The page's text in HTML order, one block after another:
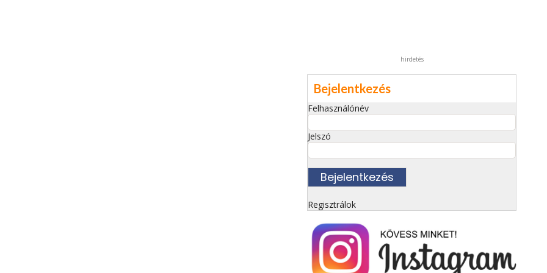
hirdetés
Bejelentkezés
Felhasználónév
Jelszó
Regisztrálok